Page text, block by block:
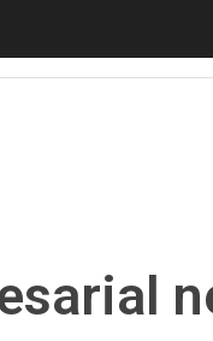
necesita que las